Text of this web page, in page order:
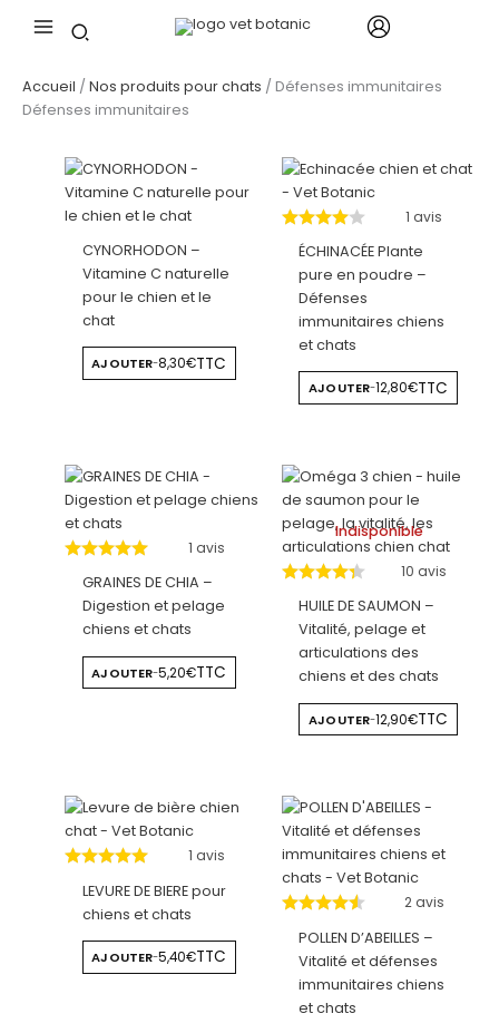
Accueil / Nos produits pour chats / Défenses immunitaires
Défenses immunitaires
CYNORHODON –
Vitamine C naturelle
pour le chien et le
chat
AJOUTER-8,30€TTC
1 avis
ÉCHINACÉE Plante
pure en poudre –
Défenses
immunitaires chiens
et chats
AJOUTER-12,80€TTC
1 avis
GRAINES DE CHIA –
Digestion et pelage
chiens et chats
AJOUTER-5,20€TTC
Indisponible
10 avis
HUILE DE SAUMON –
Vitalité, pelage et
articulations des
chiens et des chats
AJOUTER-12,90€TTC
1 avis
LEVURE DE BIERE pour
chiens et chats
AJOUTER-5,40€TTC
2 avis
POLLEN D’ABEILLES –
Vitalité et défenses
immunitaires chiens
et chats